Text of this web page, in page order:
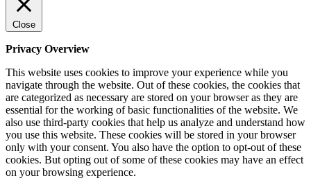
Close
Privacy Overview
This website uses cookies to improve your experience while you
navigate through the website. Out of these cookies, the cookies that
are categorized as necessary are stored on your browser as they are
essential for the working of basic functionalities of the website. We
also use third-party cookies that help us analyze and understand how
you use this website. These cookies will be stored in your browser
only with your consent. You also have the option to opt-out of these
cookies. But opting out of some of these cookies may have an effect
on your browsing experience.